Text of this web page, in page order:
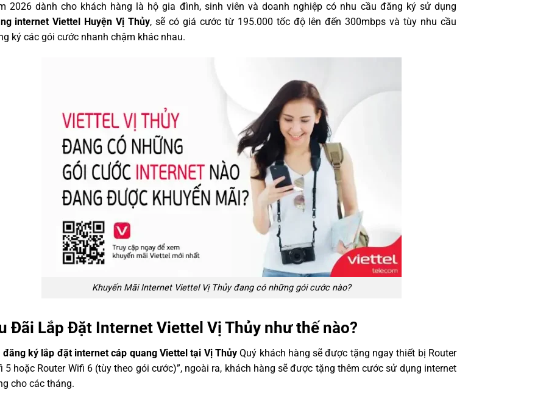
2026 dành cho khách hàng là hộ gia đình, sinh viên và doanh nghiệp có nhu cầu đăng ký sử dụng
internet Viettel Huyện Vị Thủy, sẽ có giá cước từ 195.000 tốc độ lên đến 300mbps và tùy nhu cầu
ký các gói cước nhanh chậm khác nhau.
Khuyến Mãi Internet Viettel Vị Thủy đang có những gói cước nào?
Đãi Lắp Đặt Internet Viettel Vị Thủy như thế nào?
đăng ký lắp đặt internet cáp quang Viettel tại Vị ThủyQuý khách hàng sẽ được tặng ngay thiết bị Router
5 hoặc Router Wifi 6 (tùy theo gói cước)”, ngoài ra, khách hàng sẽ được tặng thêm cước sử dụng internet
cho các tháng.